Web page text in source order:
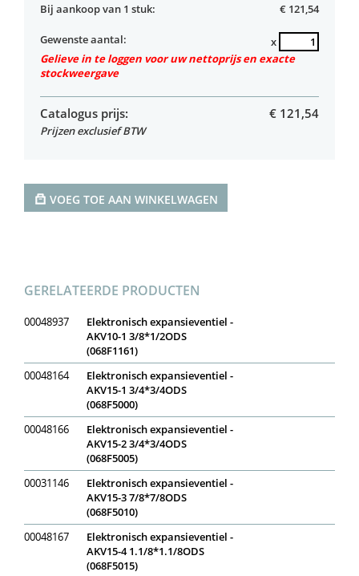
Bij aankoop van 1 stuk: € 121,54
Gewenste aantal:
x
Gelieve in te loggen voor uw nettoprijs en exacte
stockweergave
Catalogus prijs:
Prijzen exclusief BTW
€ 121,54
VOEG TOE AAN WINKELWAGEN
GERELATEERDE PRODUCTEN
00048937
Elektronisch expansieventiel -
AKV10-1 3/8*1/2ODS
(068F1161)
00048164
Elektronisch expansieventiel -
AKV15-1 3/4*3/4ODS
(068F5000)
00048166
Elektronisch expansieventiel -
AKV15-2 3/4*3/4ODS
(068F5005)
00031146
Elektronisch expansieventiel -
AKV15-3 7/8*7/8ODS
(068F5010)
00048167
Elektronisch expansieventiel -
AKV15-4 1.1/8*1.1/8ODS
(068F5015)